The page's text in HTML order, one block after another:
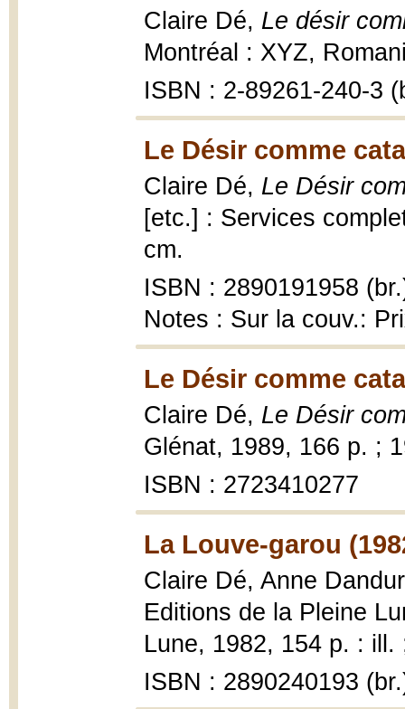
Claire Dé, Le désir
Montréal : XYZ,
ISBN : 2-89261-240-3
Le Désir comme
Claire Dé, Le Désir
[etc.] : Services
cm.
ISBN : 2890191958
Notes : Sur la couv.:
Le Désir comme
Claire Dé, Le Désir
Glénat, 1989, 166 p. ;
ISBN : 2723410277
La Louve-garou
Claire Dé, Anne
Editions de la Pleine
Lune, 1982, 154 p. : ill.
ISBN : 2890240193